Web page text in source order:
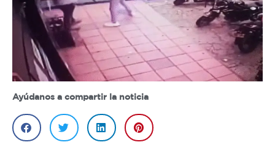
Ayúdanos a compartir la noticia